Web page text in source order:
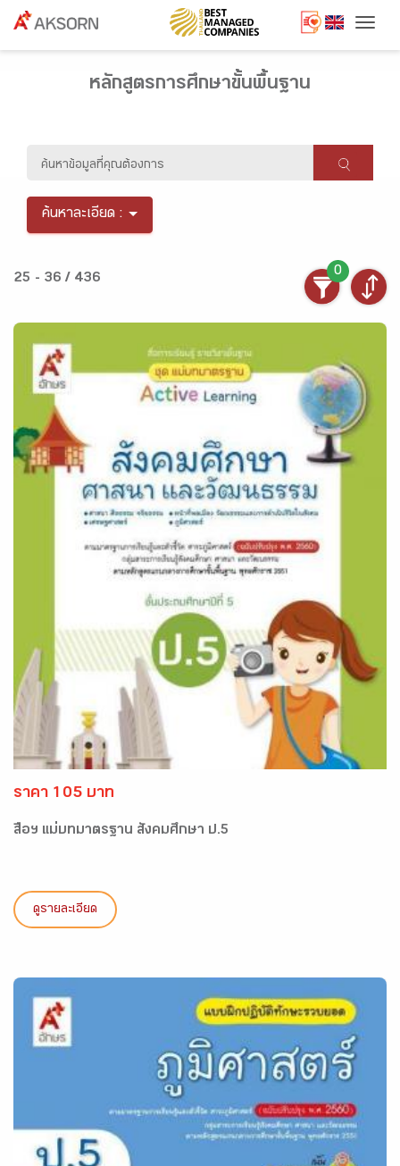
หลักสูตรการศึกษาขั้นพื้นฐาน
ค้นหาละเอียด :
25 - 36 / 436
0
ราคา 105 บาท
สื่อฯ แม่บทมาตรฐาน สังคมศึกษา ป.5
ดูรายละเอียด